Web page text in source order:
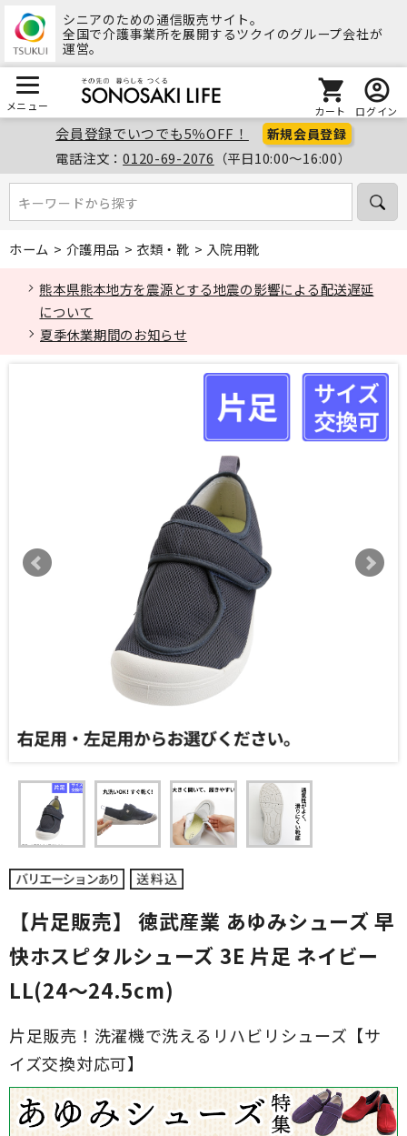
シニアのための通信販売サイト。
全国で介護事業所を展開するツクイのグループ会社が
運営。
メニュー カート ログイン
会員登録でいつでも5％OFF！ 新規会員登録
電話注文：0120-69-2076 （平日10:00～16:00）
キーワードから探す
キーワードから探す
ホーム > 介護用品 > 衣類・靴 > 入院用靴
熊本県熊本地方を震源とする地震の影響による配送遅延
について
夏季休業期間のお知らせ
【片足販売】 徳武産業 あゆみシューズ 早
快ホスピタルシューズ 3E 片足 ネイビー
LL(24～24.5cm)
片足販売！洗濯機で洗えるリハビリシューズ【サ
イズ交換対応可】